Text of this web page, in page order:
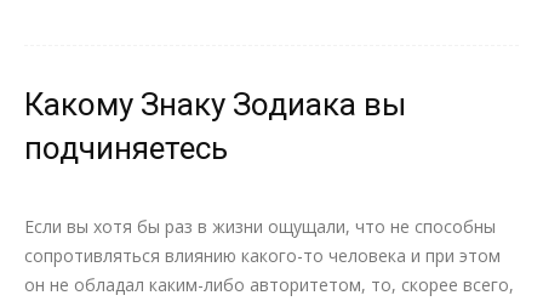
Какому Знаку Зодиака вы
подчиняетесь
Если вы хотя бы раз в жизни ощущали, что не способны
сопротивляться влиянию какого-то человека и при этом
он не обладал каким-либо авторитетом, то, скорее всего,